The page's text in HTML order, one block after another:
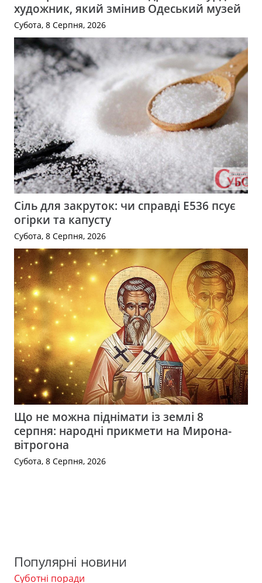
художник, який змінив Одеський музей
Субота, 8 Серпня, 2026
Сіль для закруток: чи справді Е536 псує
огірки та капусту
Субота, 8 Серпня, 2026
Що не можна піднімати із землі 8
серпня: народні прикмети на Мирона-
вітрогона
Субота, 8 Серпня, 2026
Популярні новини
Суботні поради